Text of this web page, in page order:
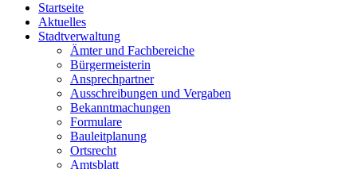
Startseite
Aktuelles
Stadtverwaltung
Ämter und Fachbereiche
Bürgermeisterin
Ansprechpartner
Ausschreibungen und Vergaben
Bekanntmachungen
Formulare
Bauleitplanung
Ortsrecht
Amtsblatt